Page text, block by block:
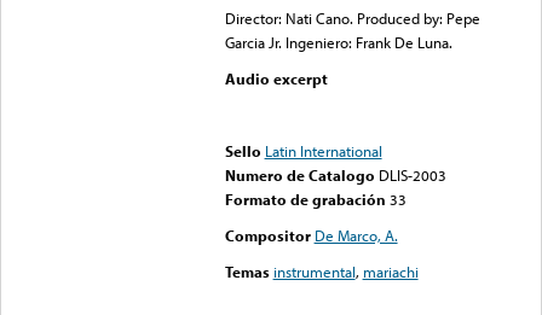
Director: Nati Cano. Produced by: Pepe
Garcia Jr. Ingeniero: Frank De Luna.
Audio excerpt
Sello Latin International
Numero de Catalogo DLIS-2003
Formato de grabación 33
Compositor De Marco, A.
Temas instrumental, mariachi